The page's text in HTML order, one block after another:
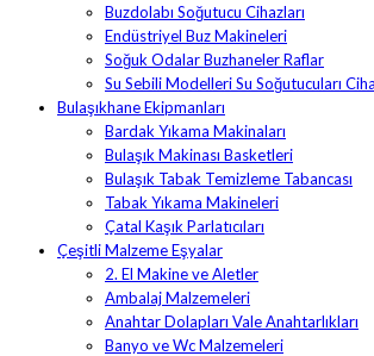
Buzdolabı Soğutucu Cihazları
Endüstriyel Buz Makineleri
Soğuk Odalar Buzhaneler Raflar
Su Sebili Modelleri Su Soğutucuları
Bulaşıkhane Ekipmanları
Bardak Yıkama Makinaları
Bulaşık Makinası Basketleri
Bulaşık Tabak Temizleme Tabancası
Tabak Yıkama Makineleri
Çatal Kaşık Parlatıcıları
Çeşitli Malzeme Eşyalar
2. El Makine ve Aletler
Ambalaj Malzemeleri
Anahtar Dolapları Vale Anahtarlıkları
Banyo ve Wc Malzemeleri